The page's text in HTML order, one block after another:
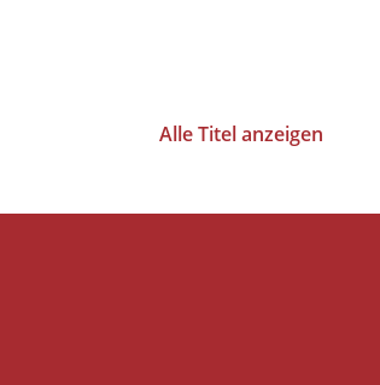
Alle Titel anzeigen